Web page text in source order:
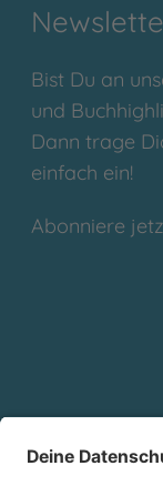
Bist Du an
und
Dann trage
einfach ein!
Abonniere